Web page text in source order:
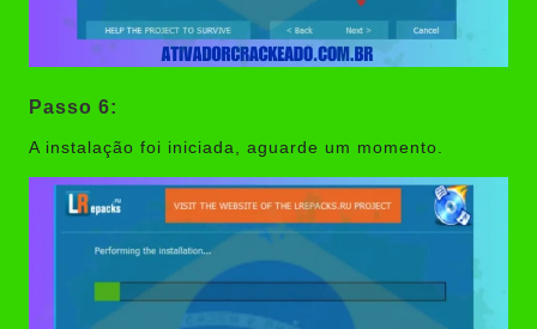
Passo 6:
A instalação foi iniciada, aguarde um momento.